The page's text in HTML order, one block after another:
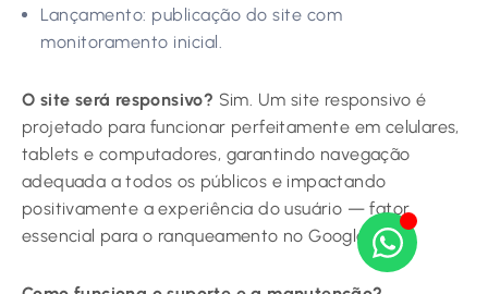
Lançamento: publicação do site com
monitoramento inicial.
O site será responsivo? Sim. Um site responsivo é
projetado para funcionar perfeitamente em celulares,
tablets e computadores, garantindo navegação
adequada a todos os públicos e impactando
positivamente a experiência do usuário — fator
essencial para o ranqueamento no Google.